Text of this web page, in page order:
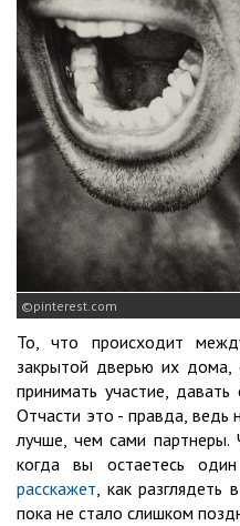
pinterest.com
То, что происходит
закрытой дверью их дома,
принимать участие,
Отчасти это - правда, ведь
лучше, чем сами партнеры.
когда вы остаетесь
расскажет, как разглядеть
пока не стало слишком